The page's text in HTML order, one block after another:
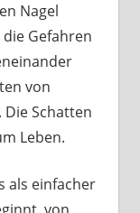
Nagel
Gefahren
von
Schatten
Leben.
als einfacher